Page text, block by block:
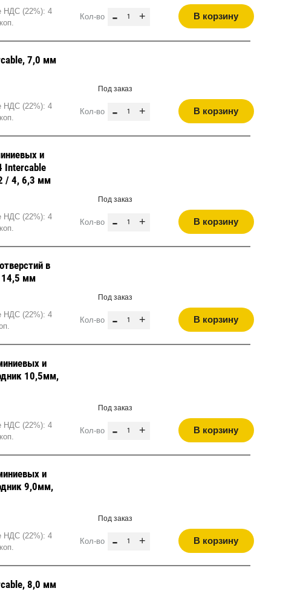
НДС (22%): 4
Кол-во - + В корзину
7,0 мм
НДС (22%): 4
Под заказ
Кол-во - + В корзину
и
Intercable
/ 4, 6,3 мм
НДС (22%): 4
Под заказ
Кол-во - + В корзину
в
14,5 мм
НДС (22%): 4
Под заказ
Кол-во - + В корзину
и
10,5мм,
НДС (22%): 4
Под заказ
Кол-во - + В корзину
и
9,0мм,
НДС (22%): 4
Под заказ
Кол-во - + В корзину
8,0 мм